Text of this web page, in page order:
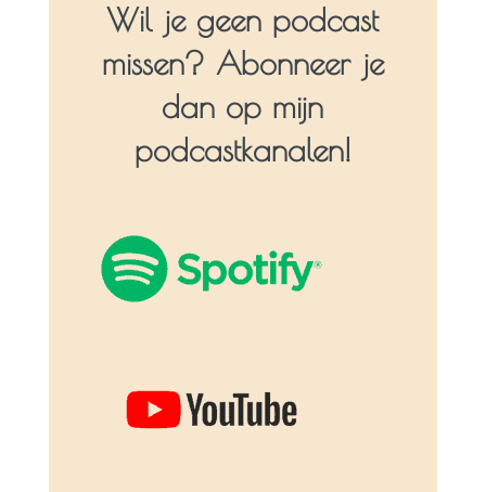
Wil je geen podcast
missen? Abonneer je
dan op mijn
podcastkanalen!